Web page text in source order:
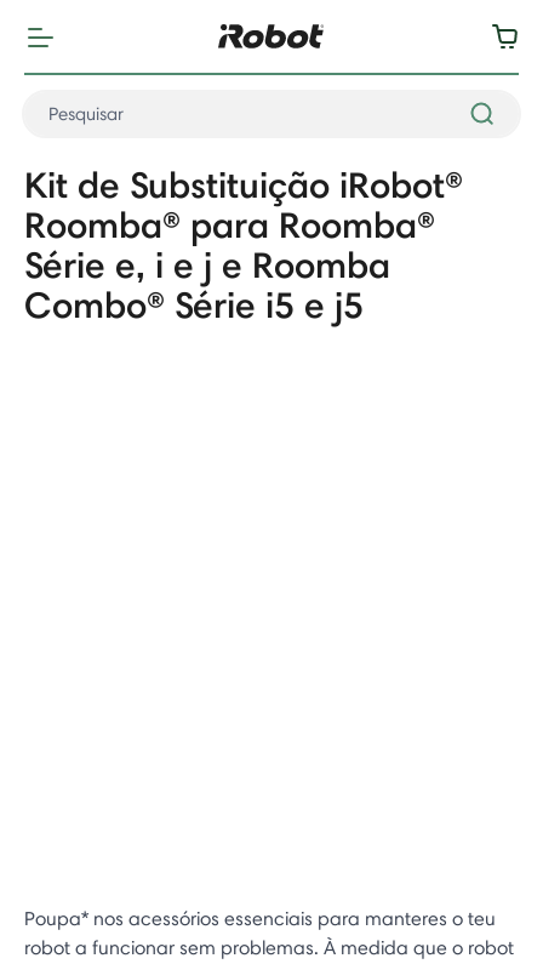
Kit de Substituição iRobot®
Roomba® para Roomba®
Série e, i e j e Roomba
Combo® Série i5 e j5
Poupa* nos acessórios essenciais para manteres o teu
robot a funcionar sem problemas. À medida que o robot